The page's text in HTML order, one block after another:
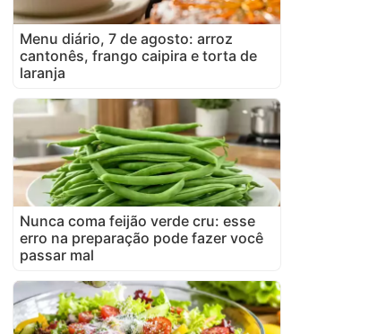
Menu diário, 7 de agosto: arroz
cantonês, frango caipira e torta de
laranja
Nunca coma feijão verde cru: esse
erro na preparação pode fazer você
passar mal